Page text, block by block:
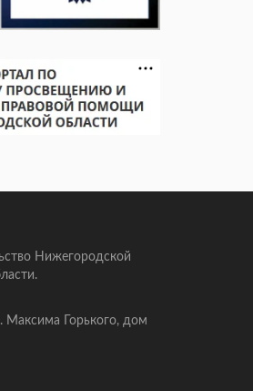
Нижегородской
Максима Горького, дом